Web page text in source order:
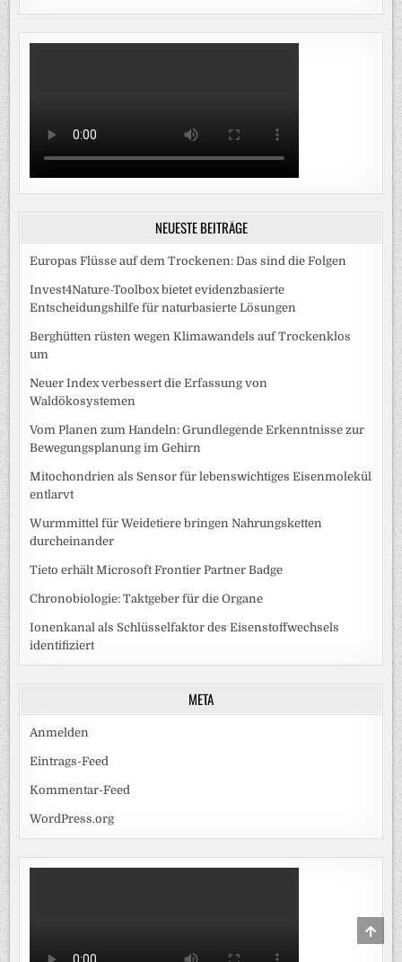
NEUESTE BEITRÄGE
Europas Flüsse auf dem Trockenen: Das sind die Folgen
Invest4Nature-Toolbox bietet evidenzbasierte
Entscheidungshilfe für naturbasierte Lösungen
Berghütten rüsten wegen Klimawandels auf Trockenklos
um
Neuer Index verbessert die Erfassung von
Waldökosystemen
Vom Planen zum Handeln: Grundlegende Erkenntnisse zur
Bewegungsplanung im Gehirn
Mitochondrien als Sensor für lebenswichtiges Eisenmolekül
entlarvt
Wurmmittel für Weidetiere bringen Nahrungsketten
durcheinander
Tieto erhält Microsoft Frontier Partner Badge
Chronobiologie: Taktgeber für die Organe
Ionenkanal als Schlüsselfaktor des Eisenstoffwechsels
identifiziert
META
Anmelden
Eintrags-Feed
Kommentar-Feed
WordPress.org
TO
TOP